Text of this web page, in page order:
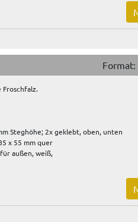
Format:
Froschfalz.
Steghöhe; 2x geklebt, oben, unten
x 55 mm quer
außen, weiß,